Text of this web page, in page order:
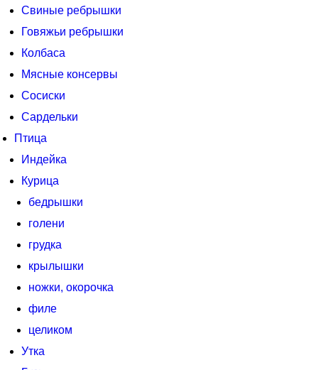
Свиные ребрышки
Говяжьи ребрышки
Колбаса
Мясные консервы
Сосиски
Сардельки
Птица
Индейка
Курица
бедрышки
голени
грудка
крылышки
ножки, окорочка
филе
целиком
Утка